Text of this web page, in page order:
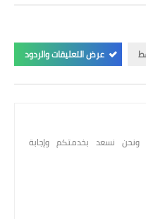
عرض التعليقات والردود
نسعد بخدمتكم وإجابة